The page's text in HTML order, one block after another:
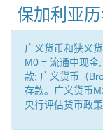
保加利亚
广义货币和狭义
M0 = 流通中现金
款; 广义货币（
存款。广义货币
央行评估货币政策